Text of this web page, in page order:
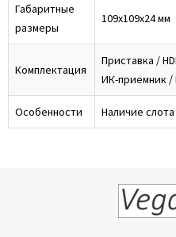
Габаритные
размеры
109х109х24 мм
Комплектация
Приставка /
ИК-приемник /
Особенности Наличие